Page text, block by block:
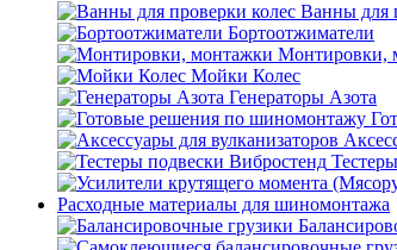
Ванны для
Бортоотжиматели
Монтировки,
Мойки Колес
Генераторы Азота
Расходные материалы для шиномонтажа